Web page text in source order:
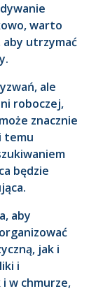
warto
utrzymać
ale
roboczej,
znacznie
temu
będzie
aby
jak i
i
w chmurze,